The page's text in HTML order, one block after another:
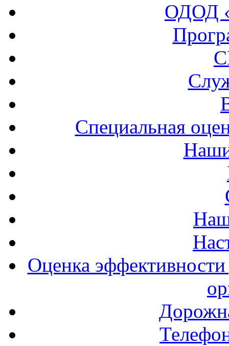
ОДОД
Специальная
Оценка эффективности